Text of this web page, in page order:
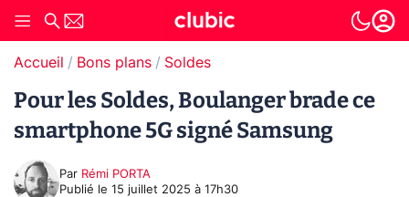
Accueil Bons plans Soldes
Pour les Soldes, Boulanger brade ce
smartphone 5G signé Samsung
Par Rémi PORTA
Publié le 15 juillet 2025 à 17h30